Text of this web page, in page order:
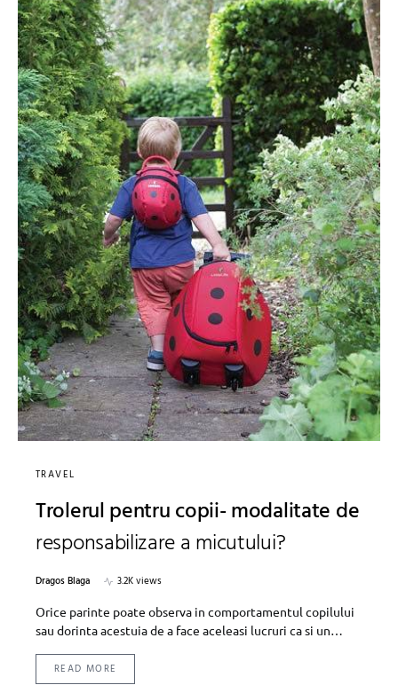
TRAVEL
Trolerul pentru copii- modalitate de
responsabilizare a micutului?
Dragos Blaga
3.2K views
Orice parinte poate observa in comportamentul copilului
sau dorinta acestuia de a face aceleasi lucruri ca si un…
READ MORE